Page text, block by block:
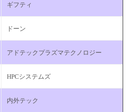
ギフティ
ドーン
アドテックプラズマテクノロジー
HPCシステムズ
内外テック